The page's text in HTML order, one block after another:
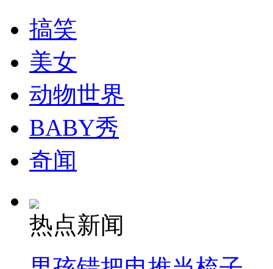
走！跟着总书记去植树
纽约上演“枕头大战”
搞笑
美女
动物世界
BABY秀
奇闻
热点新闻